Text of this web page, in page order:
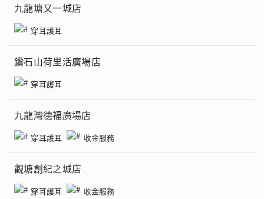
九龍塘又一城店
穿耳護耳
鑽石山荷里活廣場店
穿耳護耳
九龍灣德福廣場店
穿耳護耳 收金服務
觀塘創紀之城店
穿耳護耳 收金服務